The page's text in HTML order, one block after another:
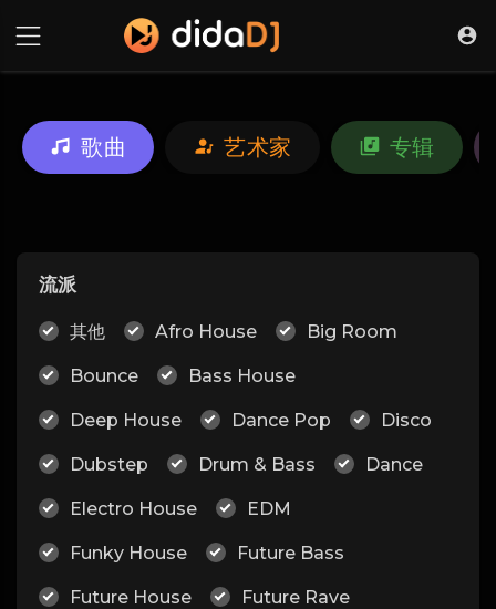
歌曲 艺术家 专辑
流派
其他 Afro House Big Room
Bounce Bass House
Deep House Dance Pop Disco
Dubstep Drum & Bass Dance
Electro House EDM
Funky House Future Bass
Future House Future Rave